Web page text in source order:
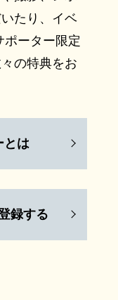
たり、イベ
ポーター限定
の特典をお
とは
録する